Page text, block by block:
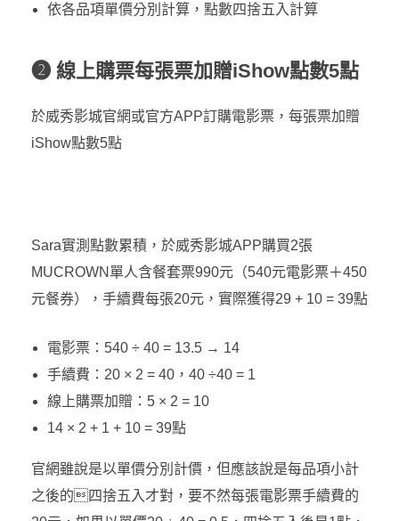
依各品項單價分別計算，點數四捨五入計算
❷ 線上購票每張票加贈iShow點數5點
於威秀影城官網或官方APP訂購電影票，每張票加贈
iShow點數5點
Sara實測點數累積，於威秀影城APP購買2張
MUCROWN單人含餐套票990元（540元電影票＋450
元餐券），手續費每張20元，實際獲得29 + 10 = 39點
電影票：540 ÷ 40 = 13.5 → 14
手續費：20 × 2 = 40，40 ÷40 = 1
線上購票加贈：5 × 2 = 10
14 × 2 + 1 + 10 = 39點
官網雖說是以單價分別計價，但應該說是每品項小計
之後的四捨五入才對，要不然每張電影票手續費的